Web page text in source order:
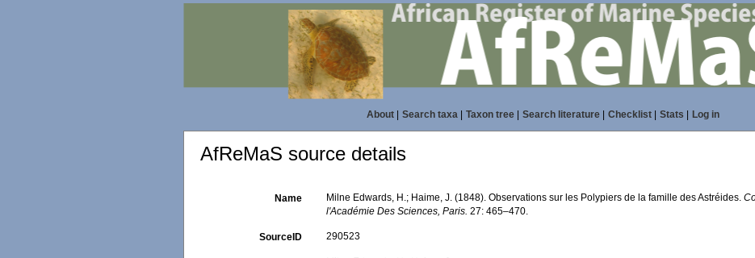
About| Search taxa| Taxon tree| Search literature| Checklist| Stats Log in
AfReMaS source details
Name Milne Edwards, H.; Haime, J. (1848). Observations sur les Polypiers de la famille des Astréides.
l'Académie Des Sciences, Paris. 27: 465–470.
SourceID 290523